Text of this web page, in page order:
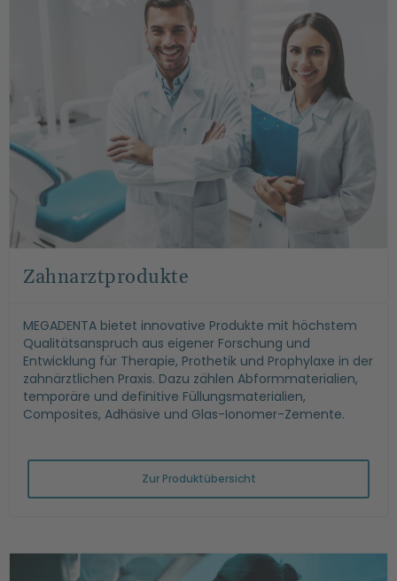
Zahnarztprodukte
MEGADENTA bietet innovative Produkte mit höchstem
Qualitätsanspruch aus eigener Forschung und
Entwicklung für Therapie, Prothetik und Prophylaxe in der
zahnärztlichen Praxis. Dazu zählen Abformmaterialien,
temporäre und definitive Füllungsmaterialien,
Composites, Adhäsive und Glas-Ionomer-Zemente.
Zur Produktübersicht